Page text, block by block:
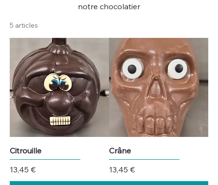
notre chocolatier
5 articles
Citrouille
Prix
13,45 €
Crâne
Prix
13,45 €